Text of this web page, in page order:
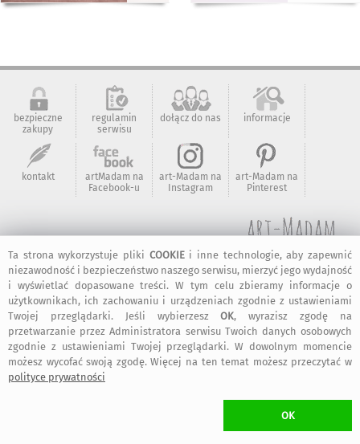
Ta strona wykorzystuje pliki COOKIEi inne technologie, aby zapewnić
niezawodność i bezpieczeństwo naszego serwisu, mierzyć jego wydajność
i wyświetlać dopasowane treści. W tym celu zbieramy informacje o
użytkownikach, ich zachowaniu i urządzeniach zgodnie z ustawieniami
Twojej przeglądarki. Jeśli wybierzeszOK, wyrazisz zgodę na
przetwarzanie przez Administratora serwisu Twoich danych osobowych
zgodnie z ustawieniami Twojej przeglądarki. W dowolnym momencie
możesz wycofać swoją zgodę. Więcej na ten temat możesz przeczytać w
polityce prywatności
OK
bezpieczne
zakupy
regulamin
serwisu
dołącz do nas informacje
kontakt
artMadam na
Facebook-u
art-Madam na
Instagram
art-Madam na
Pinterest
Wszelkie prawa zastrzeżone.